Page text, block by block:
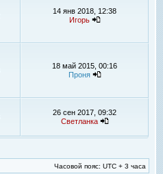
14 янв 2018, 12:38
Игорь
18 май 2015, 00:16
Проня
26 сен 2017, 09:32
Светланка
Часовой пояс: UTC + 3 часа